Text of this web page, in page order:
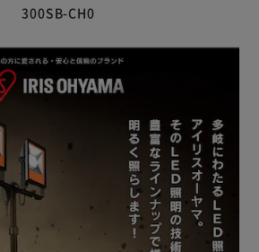
が付いているので、鉄素材にしっかり
に付いているので、色々な角度で取り
プの取り付けが可能です。
、モバイルバッテリー、車載用充電器
。
。
器付きです。